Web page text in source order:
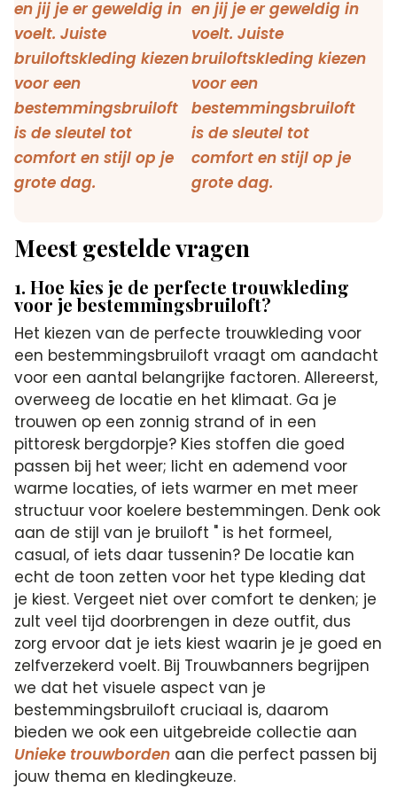
Meest gestelde vragen
1. Hoe kies je de perfecte trouwkleding
voor je bestemmingsbruiloft?
Het kiezen van de perfecte trouwkleding voor
een bestemmingsbruiloft vraagt om aandacht
voor een aantal belangrijke factoren. Allereerst,
overweeg de locatie en het klimaat. Ga je
trouwen op een zonnig strand of in een
pittoresk bergdorpje? Kies stoffen die goed
passen bij het weer; licht en ademend voor
warme locaties, of iets warmer en met meer
structuur voor koelere bestemmingen. Denk ook
aan de stijl van je bruiloft " is het formeel,
casual, of iets daar tussenin? De locatie kan
echt de toon zetten voor het type kleding dat
je kiest. Vergeet niet over comfort te denken; je
zult veel tijd doorbrengen in deze outfit, dus
zorg ervoor dat je iets kiest waarin je je goed en
zelfverzekerd voelt. Bij Trouwbanners begrijpen
we dat het visuele aspect van je
bestemmingsbruiloft cruciaal is, daarom
bieden we ook een uitgebreide collectie aan
Unieke trouwborden aan die perfect passen bij
jouw thema en kledingkeuze.